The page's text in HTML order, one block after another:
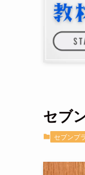
セブ
セブンプ